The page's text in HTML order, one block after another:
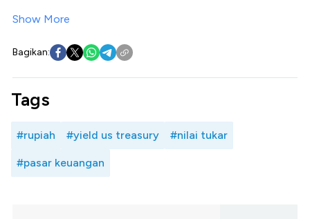
Show More
Bagikan:
Tags
#rupiah #yield us treasury #nilai tukar
#pasar keuangan